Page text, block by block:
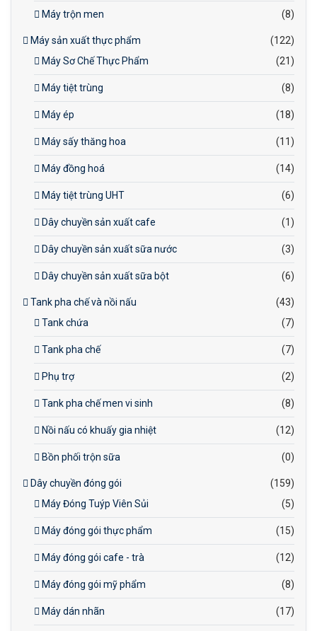
Máy trộn men (8)
Máy sản xuất thực phẩm
(122)
Máy Sơ Chế Thực Phẩm
(21)
Máy tiệt trùng (8)
Máy ép (18)
Máy sấy thăng hoa (11)
Máy đồng hoá (14)
Máy tiệt trùng UHT (6)
Dây chuyền sản xuất cafe (1)
Dây chuyền sản xuất sữa nước (3)
Dây chuyền sản xuất sữa bột (6)
Tank pha chế và nồi nấu
(43)
Tank chứa
(7)
Tank pha chế (7)
Phụ trợ (2)
Tank pha chế men vi sinh (8)
Nồi nấu có khuấy gia nhiệt (12)
Bồn phối trộn sữa (0)
Dây chuyền đóng gói
(159)
Máy Đóng Tuýp Viên Sủi
(5)
Máy đóng gói thực phẩm (15)
Máy đóng gói cafe - trà (12)
Máy đóng gói mỹ phẩm (8)
Máy dán nhãn (17)